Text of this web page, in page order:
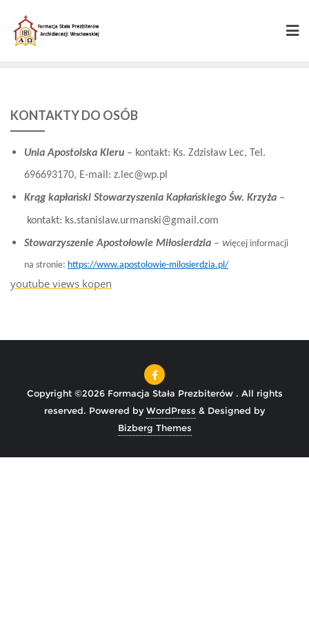
content
KONTAKTY DO OSÓB
Unia Apostolska Kleru – kontakt: Ks. Zdzisław Lec, Tel.
696693170, E-mail: z.lec@wp.pl
Krąg kapłański Stowarzyszenia Kapłańskiego Św. Krzyża –
kontakt: ks.stanislaw.urmanski@gmail.com
Stowarzyszenie Apostołowie Miłosierdzia – więcej informacji
na stronie: https://www.apostolowie-milosierdzia.pl/
youtube views kopen
Copyright ©2026 Formacja Stała Prezbiterów . All rights
reserved. Powered byWordPress & Designed by
Bizberg Themes